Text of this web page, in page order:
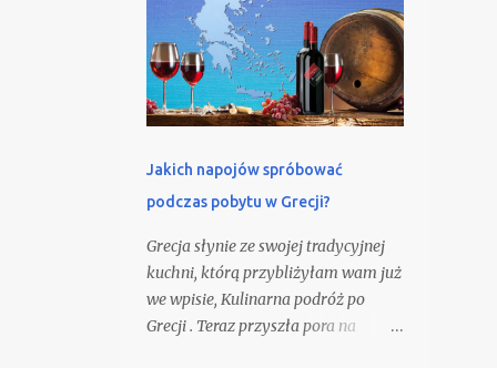
Jakich napojów spróbować
podczas pobytu w Grecji?
Grecja słynie ze swojej tradycyjnej
kuchni, którą przybliżyłam wam już
we wpisie, Kulinarna podróż po
Grecji . Teraz przyszła pora na